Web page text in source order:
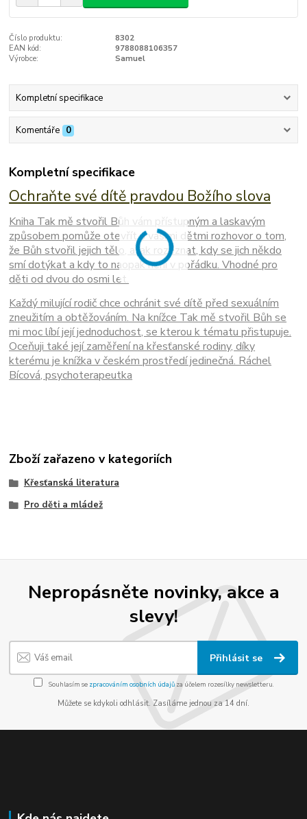
Číslo produktu:
8302
EAN kód:
9788088106357
Výrobce:
Samuel
Kompletní specifikace
Komentáře 0
Kompletní specifikace
Ochraňte své dítě pravdou Božího slova
Kniha Tak mě stvořil Bůh vám přístupným a laskavým
způsobem pomůže otevřít s vašimi dětmi rozhovor o tom,
že Bůh stvořil jejich tělo, a jak rozeznat, kdy se jich někdo
smí dotýkat a kdy to naopak není v pořádku. Vhodné pro
děti od dvou do osmi let.
Každý milující rodič chce ochránit své dítě před sexuálním
zneužitím a obtě­žováním. Na knížce Tak mě stvořil Bůh se
mi moc líbí její jednoduchost, se kterou k tématu přistupuje.
Oceňuji také její zaměření na křesťanské rodiny, díky
kterému je knížka v českém prostředí jedinečná. Ráchel
Bícová, psychoterapeutka
Zboží zařazeno v kategoriích
Křesťanská literatura
Pro děti a mládež
Nepropásněte novinky, akce a
slevy!
Přihlásit se
Souhlasím se zpracováním osobních údajůza účelem rozesílky newsletteru.
Můžete se kdykoli odhlásit. Zasíláme jednou za 14 dní.